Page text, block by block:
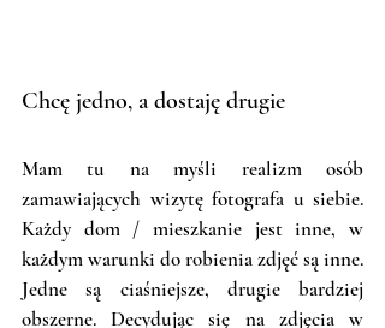
Chcę jedno, a dostaję drugie
Mam tu na myśli realizm osób
zamawiających wizytę fotografa u siebie.
Każdy dom / mieszkanie jest inne, w
każdym warunki do robienia zdjęć są inne.
Jedne są ciaśniejsze, drugie bardziej
obszerne. Decydując się na zdjęcia w